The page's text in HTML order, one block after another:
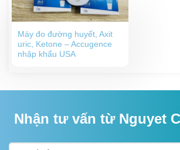
Máy đo đường huyết, Axit
uric, Ketone – Accugence
nhập khẩu USA
Nhận tư vấn từ Nguyet